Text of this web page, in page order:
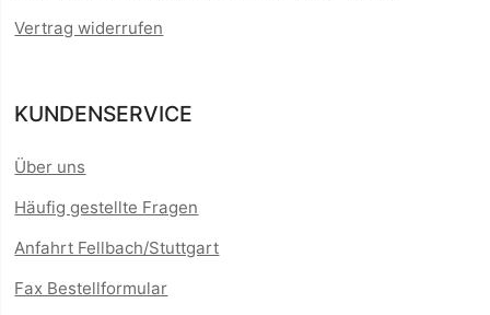
Vertrag widerrufen
KUNDENSERVICE
Über uns
Häufig gestellte Fragen
Anfahrt Fellbach/Stuttgart
Fax Bestellformular